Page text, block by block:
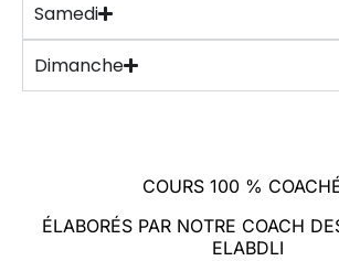
Samedi
Dimanche
COURS 100 %
ÉLABORÉS PAR NOTRE COACH
ELABDLI